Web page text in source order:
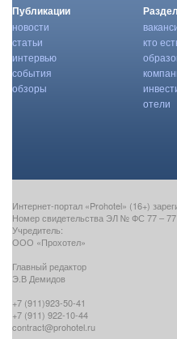
Публикации
новости
статьи
интервью
события
обзоры
кто
отели
Интернет-портал «Prohotel» (16+)
Номер свидетельства ЭЛ № ФС 77 –
Учредитель:
ООО «Прохотел»
Главный редактор
Э.В Демидов
+7 (911)923-50-41
+7 (911) 922-10-44
contract@prohotel.ru